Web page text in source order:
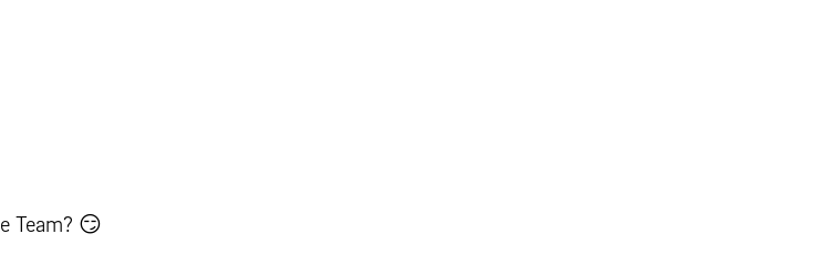
Team? 😏